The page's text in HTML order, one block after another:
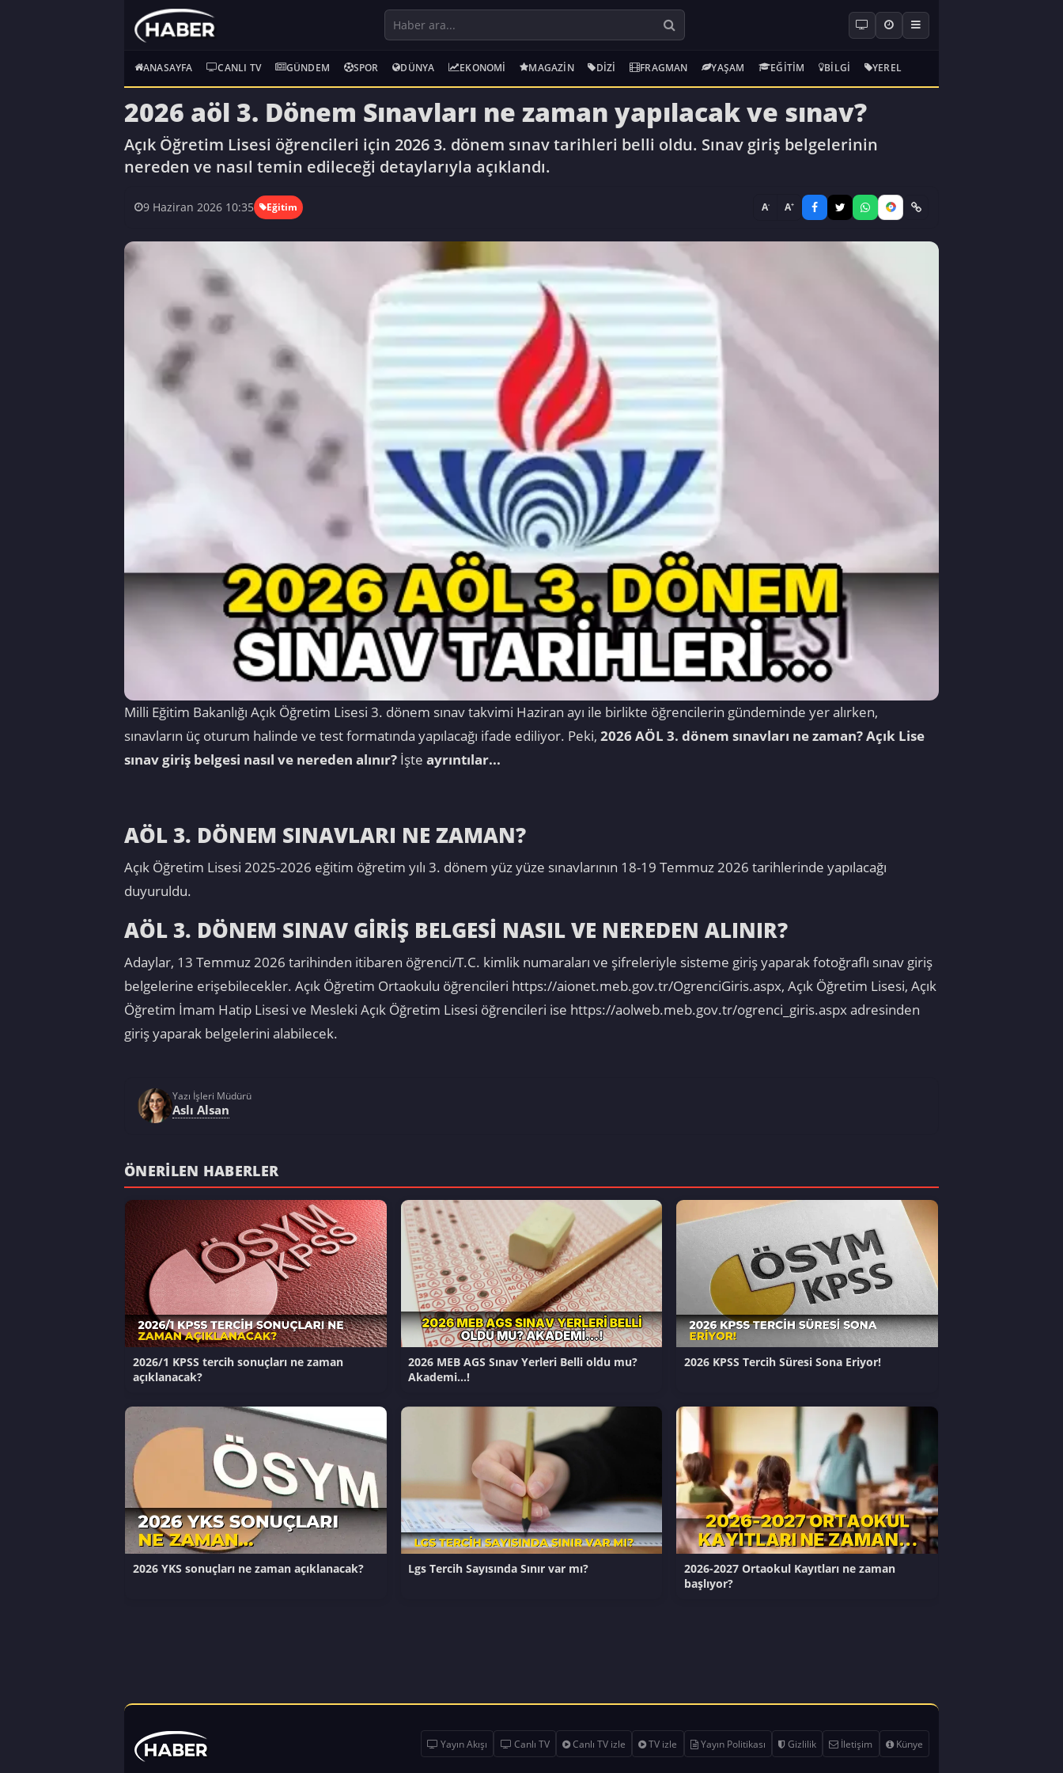
ANASAYFA CANLI TV GÜNDEM SPOR DÜNYA EKONOMI MAGAZIN DIZI FRAGMAN YAŞAM EĞITIM BILGI YEREL
2026 aöl 3. Dönem Sınavları ne zaman yapılacak ve sınav?
Açık Öğretim Lisesi öğrencileri için 2026 3. dönem sınav tarihleri belli oldu. Sınav giriş belgelerinin
nereden ve nasıl temin edileceği detaylarıyla açıklandı.
9 Haziran 2026 10:35 Eğitim A- A+
Milli Eğitim Bakanlığı Açık Öğretim Lisesi 3. dönem sınav takvimi Haziran ayı ile birlikte öğrencilerin gündeminde yer alırken,
sınavların üç oturum halinde ve test formatında yapılacağı ifade ediliyor. Peki, 2026 AÖL 3. dönem sınavları ne zaman? Açık Lise
sınav giriş belgesi nasıl ve nereden alınır? İşte ayrıntılar...
AÖL 3. DÖNEM SINAVLARI NE ZAMAN?
Açık Öğretim Lisesi 2025-2026 eğitim öğretim yılı 3. dönem yüz yüze sınavlarının 18-19 Temmuz 2026 tarihlerinde yapılacağı
duyuruldu.
AÖL 3. DÖNEM SINAV GİRİŞ BELGESİ NASIL VE NEREDEN ALINIR?
Adaylar, 13 Temmuz 2026 tarihinden itibaren öğrenci/T.C. kimlik numaraları ve şifreleriyle sisteme giriş yaparak fotoğraflı sınav giriş
belgelerine erişebilecekler. Açık Öğretim Ortaokulu öğrencileri https://aionet.meb.gov.tr/OgrenciGiris.aspx, Açık Öğretim Lisesi, Açık
Öğretim İmam Hatip Lisesi ve Mesleki Açık Öğretim Lisesi öğrencileri ise https://aolweb.meb.gov.tr/ogrenci_giris.aspx adresinden
giriş yaparak belgelerini alabilecek.
Yazı İşleri Müdürü
Aslı Alsan
ÖNERILEN HABERLER
2026/1 KPSS tercih sonuçları ne zaman
açıklanacak?
2026 MEB AGS Sınav Yerleri Belli oldu mu?
Akademi…!
2026 KPSS Tercih Süresi Sona Eriyor!
2026 YKS sonuçları ne zaman açıklanacak? Lgs Tercih Sayısında Sınır var mı?
2026-2027 Ortaokul Kayıtları ne zaman
başlıyor?
Yayın Akışı Canlı TV Canlı TV izle TV izle Yayın Politikası Gizlilik İletişim Künye